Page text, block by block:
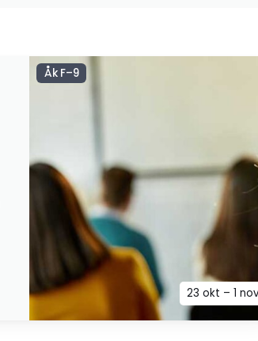
Åk F–9
23 okt – 1